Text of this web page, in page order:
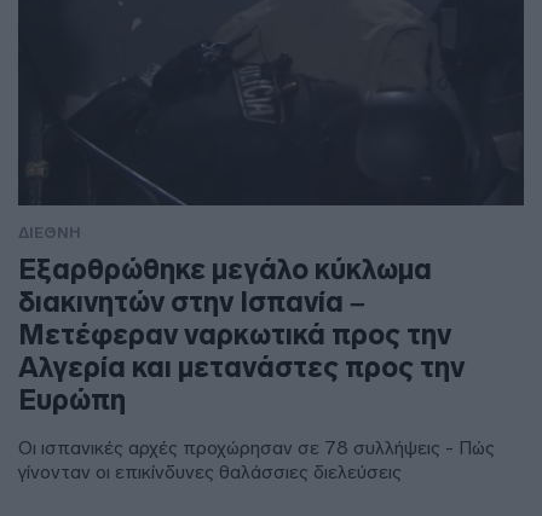
ΔΙΕΘΝΗ
Εξαρθρώθηκε μεγάλο κύκλωμα
διακινητών στην Ισπανία –
Μετέφεραν ναρκωτικά προς την
Αλγερία και μετανάστες προς την
Ευρώπη
Οι ισπανικές αρχές προχώρησαν σε 78 συλλήψεις - Πώς
γίνονταν οι επικίνδυνες θαλάσσιες διελεύσεις